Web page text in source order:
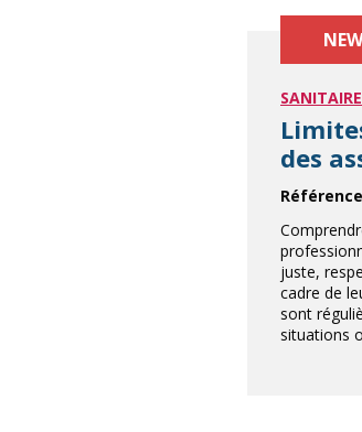
NEW
des
juste,
cadre de
sont
situations